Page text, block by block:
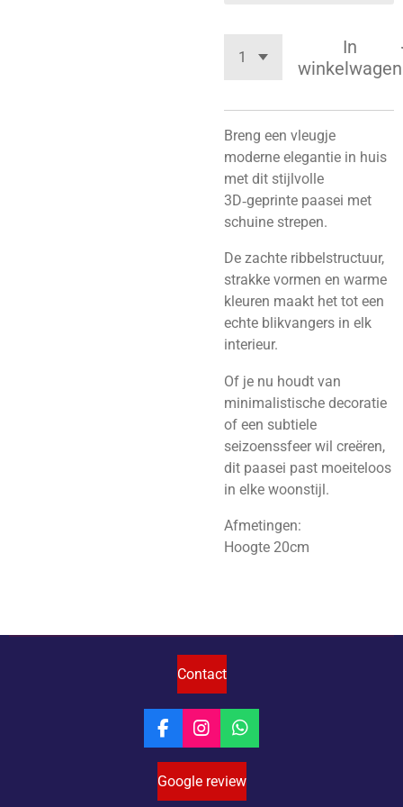
In
winkelwagen
Breng een vleugje
moderne elegantie in huis
met dit stijlvolle
3D‑geprinte paasei met
schuine strepen.
De zachte ribbelstructuur,
strakke vormen en warme
kleuren maakt het tot een
echte blikvangers in elk
interieur.
Of je nu houdt van
minimalistische decoratie
of een subtiele
seizoenssfeer wil creëren,
dit paasei past moeiteloos
in elke woonstijl.
Afmetingen:
Hoogte 20cm
Contact
F
a
e
b
I
n
t
a
W
h
t
s
Google review